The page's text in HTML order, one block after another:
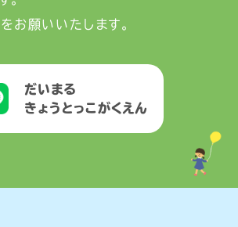
お願いいたします。
だいまる
きょうとっこがくえん